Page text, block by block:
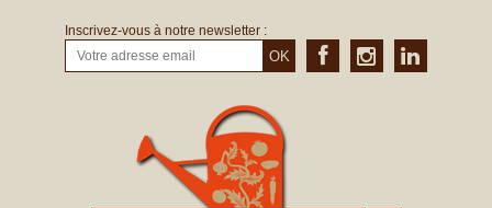
Inscrivez-vous à notre newsletter :
OK